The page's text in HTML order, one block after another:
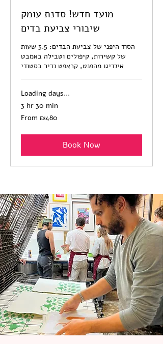
מועד חדש! סדנת עומק
שיבורי צביעת בדים
הסוד היפני של צביעת הבדים: 3.5 שעות
של קשירות, קיפולים וטבילה באמבט
אינדיגו מהפנט, קראפט נדיר בסטודי
Loading days...
3 hr 30 min
From
480
From ₪480
Book Now